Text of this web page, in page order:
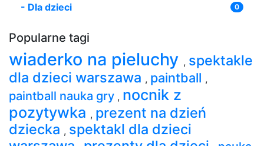
- Dla dzieci 0
Popularne tagi
wiaderko na pieluchy , spektakle
dla dzieci warszawa , paintball ,
paintball nauka gry , nocnik z
pozytywka , prezent na dzień
dziecka , spektakl dla dzieci